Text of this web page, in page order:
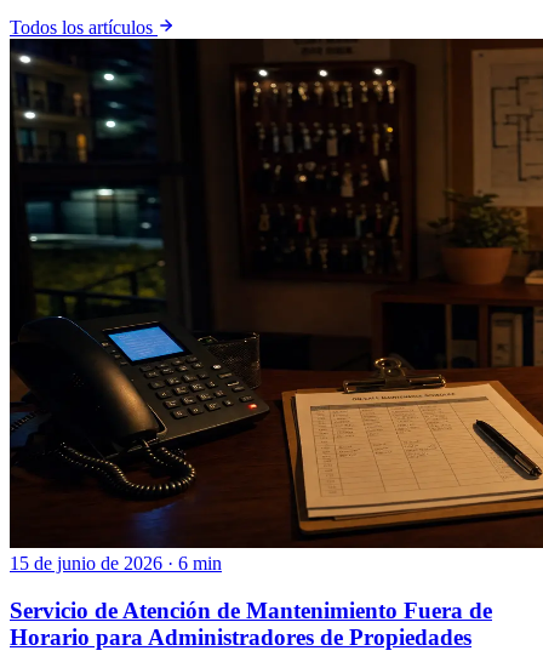
Todos los artículos
15 de junio de 2026 · 6 min
Servicio de Atención de Mantenimiento Fuera de
Horario para Administradores de Propiedades